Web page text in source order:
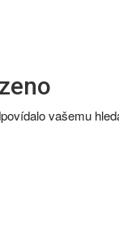
vašemu